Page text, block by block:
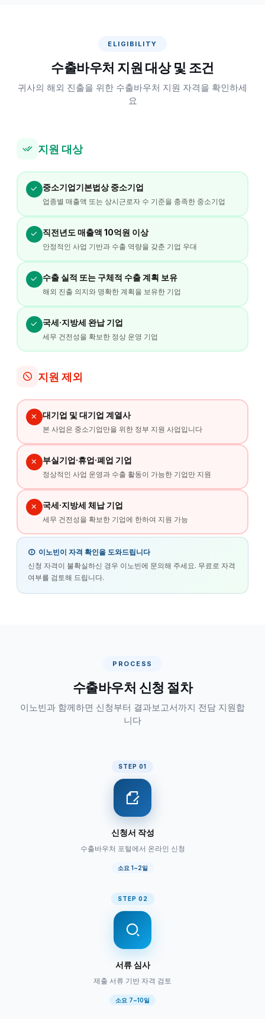
ELIGIBILITY
수출바우처 지원 대상 및 조건
귀사의 해외 진출을 위한 수출바우처 지원 자격을 확인하세
요
지원 대상
중소기업기본법상 중소기업
업종별 매출액 또는 상시근로자 수 기준을 충족한 중소기업
직전년도 매출액 10억원 이상
안정적인 사업 기반과 수출 역량을 갖춘 기업 우대
수출 실적 또는 구체적 수출 계획 보유
해외 진출 의지와 명확한 계획을 보유한 기업
국세·지방세 완납 기업
세무 건전성을 확보한 정상 운영 기업
지원 제외
대기업 및 대기업 계열사
본 사업은 중소기업만을 위한 정부 지원 사업입니다
부실기업·휴업·폐업 기업
정상적인 사업 운영과 수출 활동이 가능한 기업만 지원
국세·지방세 체납 기업
세무 건전성을 확보한 기업에 한하여 지원 가능
이노빈이 자격 확인을 도와드립니다
신청 자격이 불확실하신 경우 이노빈에 문의해 주세요. 무료로 자격
여부를 검토해 드립니다.
PROCESS
수출바우처 신청 절차
이노빈과 함께하면 신청부터 결과보고서까지 전담 지원합
니다
STEP 01
신청서 작성
수출바우처 포털에서 온라인 신청
소요 1~2일
STEP 02
서류 심사
제출 서류 기반 자격 검토
소요 7~10일